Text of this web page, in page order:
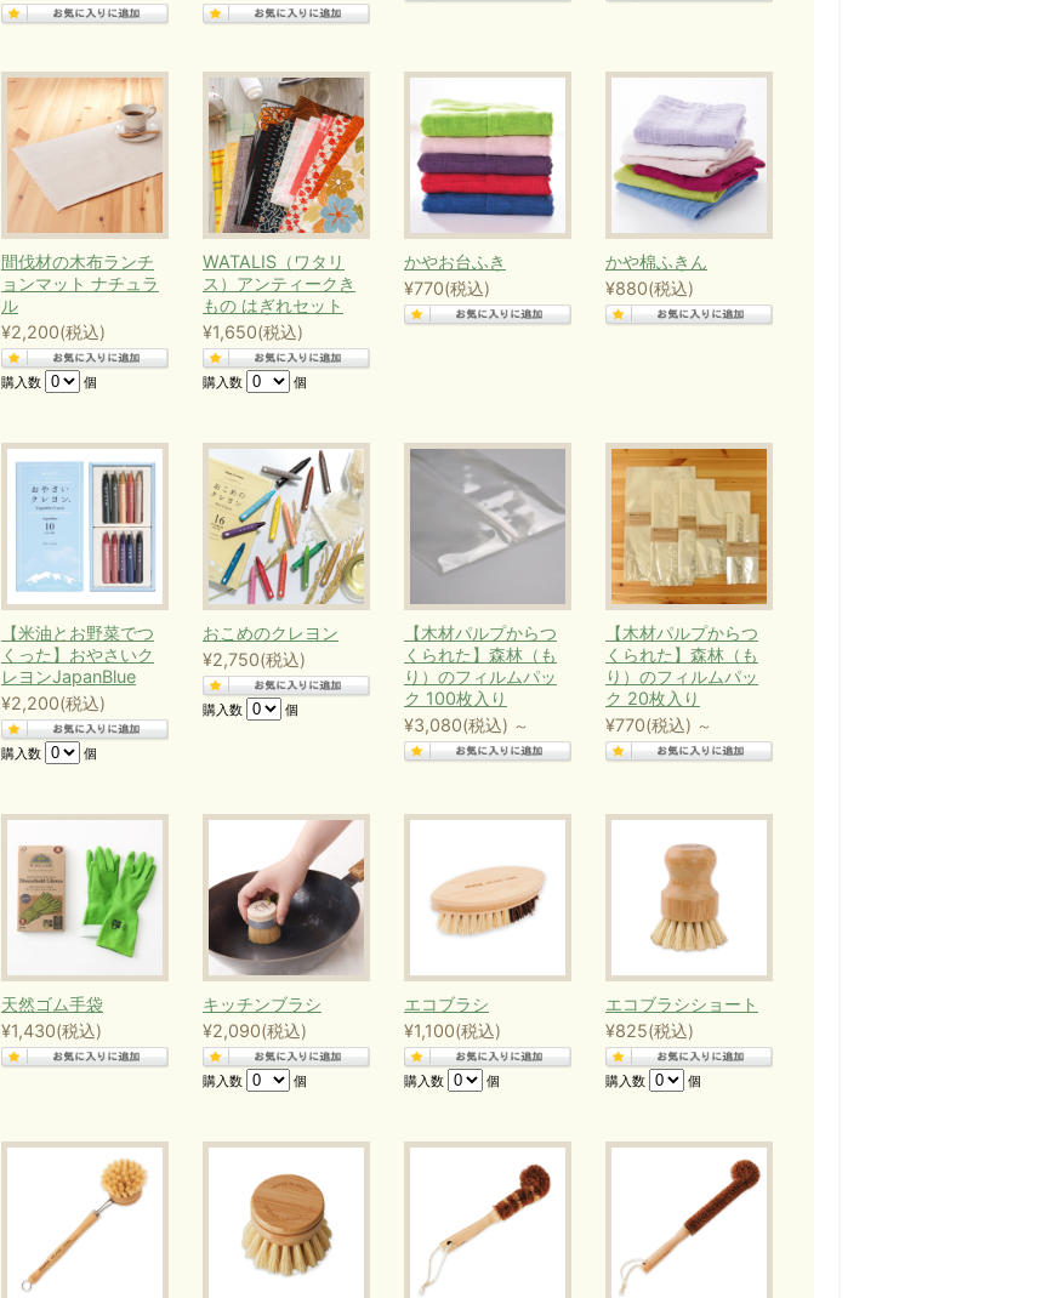
ットより引用）
食品用ラップの代替に、フェアトレードのオーガニックコットンを使用した
「オーガニックコットン 未晒し木綿」
間伐材の木布ランチ
ョンマット ナチュラ
ル
¥2,200(税込)
購入数 個
WATALIS（ワタリ
ス）アンティークき
もの はぎれセット
¥1,650(税込)
購入数 個
かやお台ふき
¥770(税込)
かや棉ふきん
¥880(税込)
【米油とお野菜でつ
くった】おやさいク
レヨンJapanBlue
¥2,200(税込)
購入数 個
おこめのクレヨン
¥2,750(税込)
購入数 個
【木材パルプからつ
くられた】森林（も
り）のフィルムパッ
ク 100枚入り
¥3,080(税込) ～
【木材パルプからつ
くられた】森林（も
り）のフィルムパッ
ク 20枚入り
¥770(税込) ～
天然ゴム手袋
¥1,430(税込)
キッチンブラシ
¥2,090(税込)
購入数 個
エコブラシ
¥1,100(税込)
購入数 個
エコブラシショート
¥825(税込)
購入数 個